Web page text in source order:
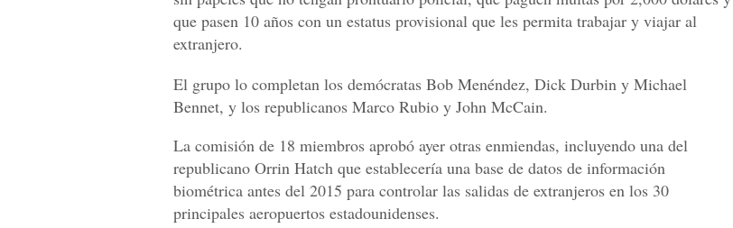
que pasen 10 años con un estatus provisional que les permita trabajar y viajar al
extranjero.
El grupo lo completan los demócratas Bob Menéndez, Dick Durbin y Michael
Bennet, y los republicanos Marco Rubio y John McCain.
La comisión de 18 miembros aprobó ayer otras enmiendas, incluyendo una del
republicano Orrin Hatch que establecería una base de datos de información
biométrica antes del 2015 para controlar las salidas de extranjeros en los 30
principales aeropuertos estadounidenses.